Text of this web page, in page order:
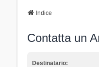
Indice
Contatta un
Destinatario: